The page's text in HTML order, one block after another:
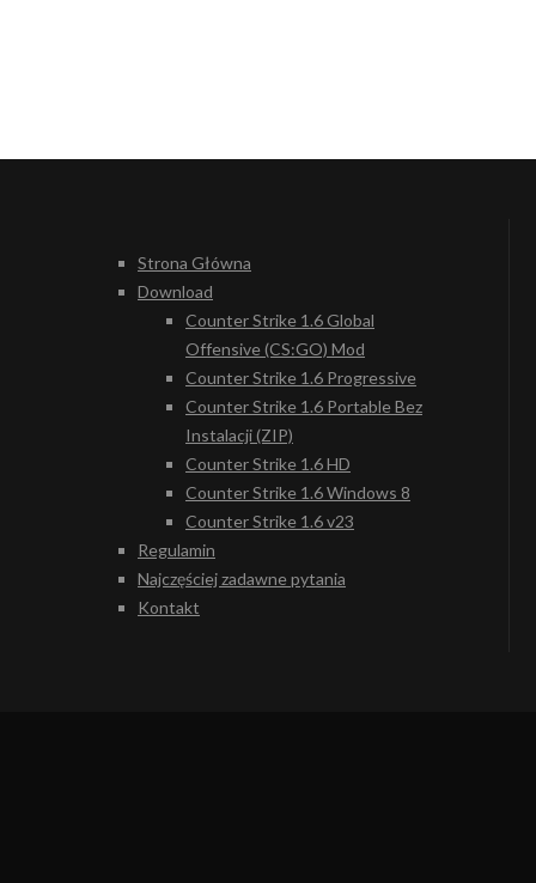
Strona Główna
Download
Counter Strike 1.6 Global
Offensive (CS:GO) Mod
Counter Strike 1.6 Progressive
Counter Strike 1.6 Portable Bez
Instalacji (ZIP)
Counter Strike 1.6 HD
Counter Strike 1.6 Windows 8
Counter Strike 1.6 v23
Regulamin
Najczęściej zadawne pytania
Kontakt